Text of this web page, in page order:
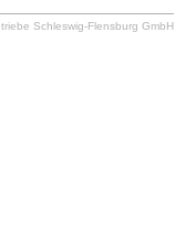
Schleswig-Flensburg GmbH